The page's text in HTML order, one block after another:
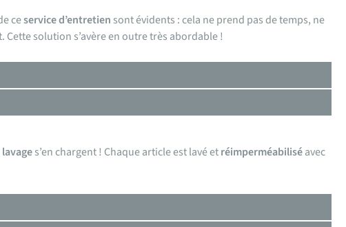
ceservice d’entretien sont évidents : cela ne prend pas de temps, ne
solution s’avère en outre très abordable !
s’en chargent ! Chaque article est lavé etréimperméabiliséavec